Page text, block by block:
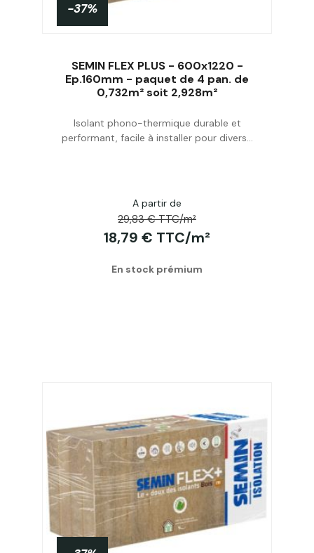
-37%
SEMIN FLEX PLUS - 600x1220 -
Ep.160mm - paquet de 4 pan. de
0,732m² soit 2,928m²
Isolant phono-thermique durable et
performant, facile à installer pour divers...
A partir de
29,83 € TTC/m²
18,79 € TTC/m²
En stock prémium